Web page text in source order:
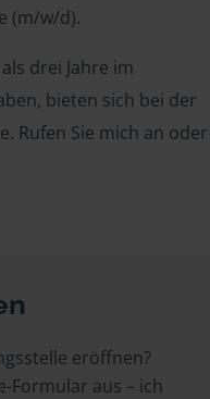
(m/w/d).
drei Jahre im
bieten sich bei der
Rufen Sie mich an oder
eröffnen?
Formular aus – ich